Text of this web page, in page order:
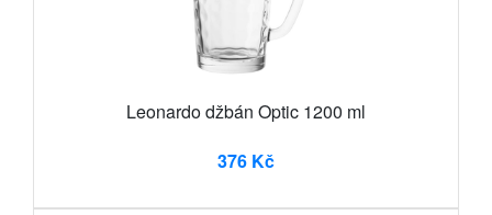
Leonardo džbán Optic 1200 ml
376 Kč